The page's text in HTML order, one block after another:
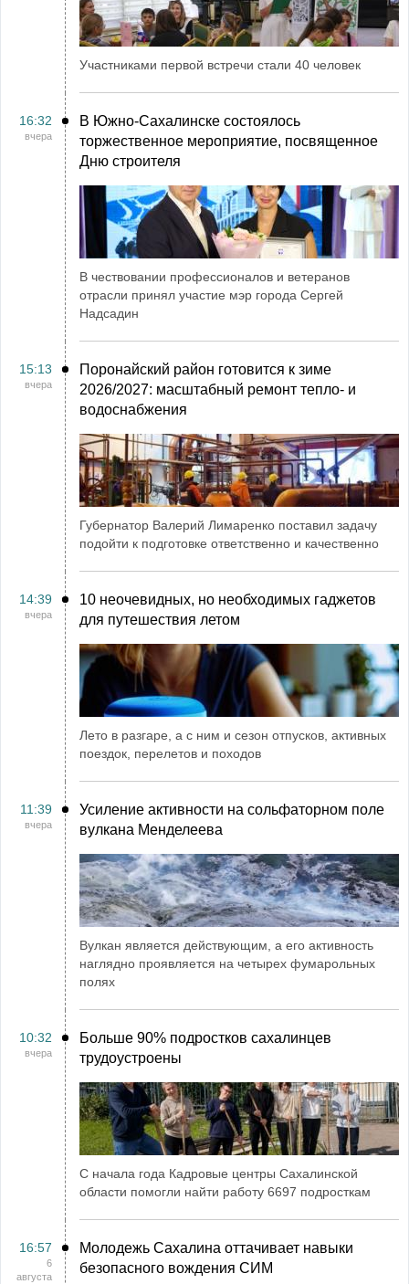
Участниками первой встречи стали 40 человек
16:32
вчера
В Южно-Сахалинске состоялось
торжественное мероприятие, посвященное
Дню строителя
В чествовании профессионалов и ветеранов
отрасли принял участие мэр города Сергей
Надсадин
15:13
вчера
Поронайский район готовится к зиме
2026/2027: масштабный ремонт тепло- и
водоснабжения
Губернатор Валерий Лимаренко поставил задачу
подойти к подготовке ответственно и качественно
14:39
вчера
10 неочевидных, но необходимых гаджетов
для путешествия летом
Лето в разгаре, а с ним и сезон отпусков, активных
поездок, перелетов и походов
11:39
вчера
Усиление активности на сольфаторном поле
вулкана Менделеева
Вулкан является действующим, а его активность
наглядно проявляется на четырех фумарольных
полях
10:32
вчера
Больше 90% подростков сахалинцев
трудоустроены
С начала года Кадровые центры Сахалинской
области помогли найти работу 6697 подросткам
16:57
6
августа
Молодежь Сахалина оттачивает навыки
безопасного вождения СИМ